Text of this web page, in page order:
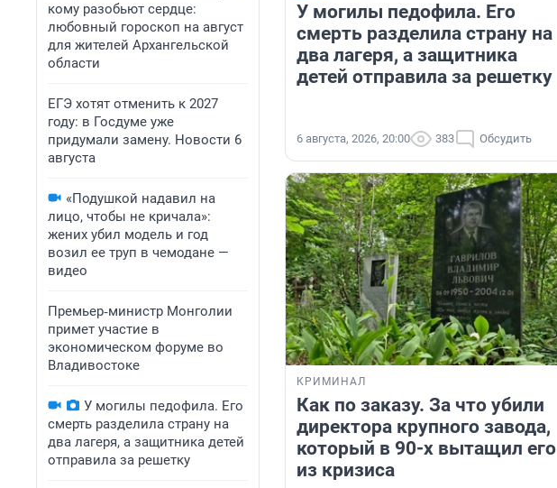
кому разобьют сердце:
любовный гороскоп на август
для жителей Архангельской
области
ЕГЭ хотят отменить к 2027
году: в Госдуме уже
придумали замену. Новости 6
августа
«Подушкой надавил на
лицо, чтобы не кричала»:
жених убил модель и год
возил ее труп в чемодане —
видео
Премьер‑министр Монголии
примет участие в
экономическом форуме во
Владивостоке
У могилы педофила. Его
смерть разделила страну на
два лагеря, а защитника детей
отправила за решетку
У могилы педофила. Его
смерть разделила страну на
два лагеря, а защитника
детей отправила за решетку
6 августа, 2026, 20:00 383 Обсудить
КРИМИНАЛ
Как по заказу. За что убили
директора крупного завода,
который в 90-х вытащил его
из кризиса